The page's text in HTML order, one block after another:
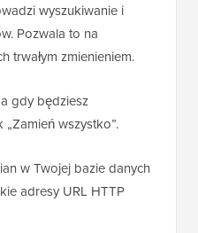
wyszukiwanie i
Pozwala to na
trwałym zmienieniem.
gdy będziesz
wszystko”.
w Twojej bazie danych
adresy URL HTTP